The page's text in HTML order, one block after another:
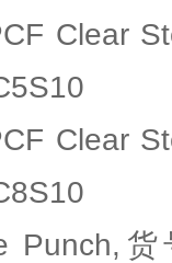
Clear
Clear
Punch,